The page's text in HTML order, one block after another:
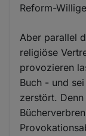
Reform-
Aber parallel
religiöse
provozieren
Buch - und
zerstört.